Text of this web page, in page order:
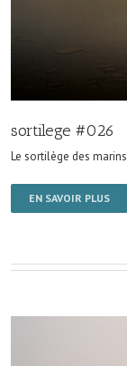
sortilege #026
Le sortilège des marins
EN SAVOIR PLUS